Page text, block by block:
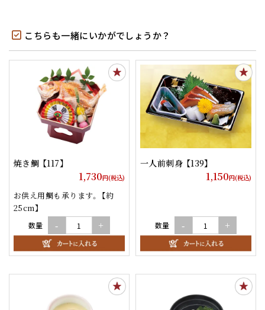
こちらも一緒にいかがでしょうか？
焼き鯛 【117】
1,730円(税込)
お供え用鯛も承ります。 【約
25cm】
数量 - +
一人前刺身 【139】
1,150円(税込)
数量 - +